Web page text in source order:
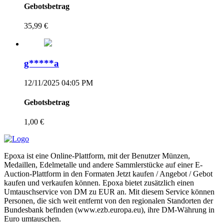
Gebotsbetrag
35,99 €
g*****a
12/11/2025 04:05 PM
Gebotsbetrag
1,00 €
Epoxa ist eine Online-Plattform, mit der Benutzer Münzen,
Medaillen, Edelmetalle und andere Sammlerstücke auf einer E-
Auction-Plattform in den Formaten Jetzt kaufen / Angebot / Gebot
kaufen und verkaufen können. Epoxa bietet zusätzlich einen
Umtauschservice von DM zu EUR an. Mit diesem Service können
Personen, die sich weit entfernt von den regionalen Standorten der
Bundesbank befinden (www.ezb.europa.eu), ihre DM-Währung in
Euro umtauschen.